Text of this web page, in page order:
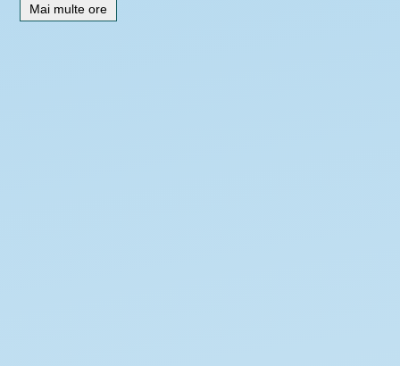
Mai multe ore